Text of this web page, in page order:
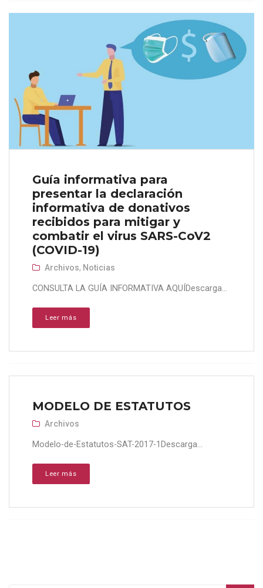
Guía informativa para
presentar la declaración
informativa de donativos
recibidos para mitigar y
combatir el virus SARS-CoV2
(COVID-19)
Archivos, Noticias
CONSULTA LA GUÍA INFORMATIVA AQUÍDescarga...
Leer más
MODELO DE ESTATUTOS
Archivos
Modelo-de-Estatutos-SAT-2017-1Descarga...
Leer más